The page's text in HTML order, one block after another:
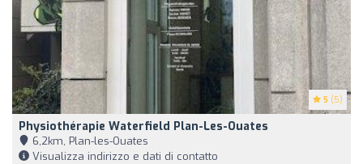
5 (5)
Physiothérapie Waterfield Plan-Les-Ouates
6,2km, Plan-les-Ouates
Visualizza indirizzo e dati di contatto